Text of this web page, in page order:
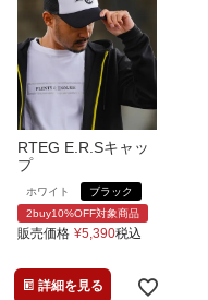
RTEG E.R.Sキャッ
プ
ホワイト
ブラック
2buy10%OFF対象商品
販売価格 ¥5,390税込
詳細を見る